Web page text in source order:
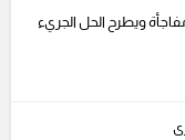
ويطرح الحل الجريء